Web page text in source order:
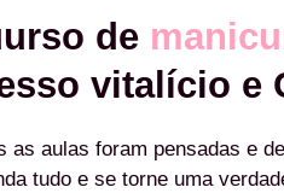
de
vitalício e
as aulas foram pensadas e
tudo e se torne uma